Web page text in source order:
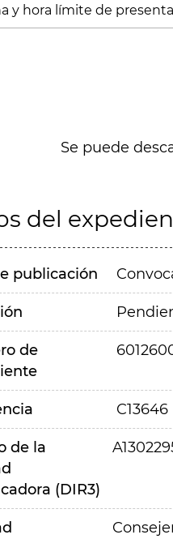
y hora límite de
Se puede
del
publicación
de
C13646
de la
(DIR3)